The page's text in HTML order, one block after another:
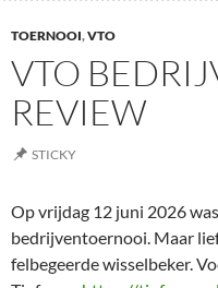
TOERNOOI,VTO
VTO
REVIEW
STICKY
Op vrijdag 12 juni 2026
bedrijventoernooi. Maar
felbegeerde wisselbeker.